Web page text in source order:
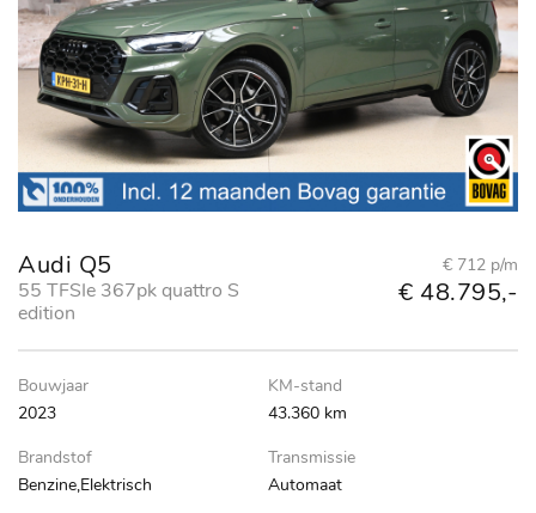
Audi Q5
55 TFSIe 367pk quattro S
edition
€ 712 p/m
€ 48.795,-
Bouwjaar
2023
KM-stand
43.360 km
Brandstof
Benzine,Elektrisch
Transmissie
Automaat